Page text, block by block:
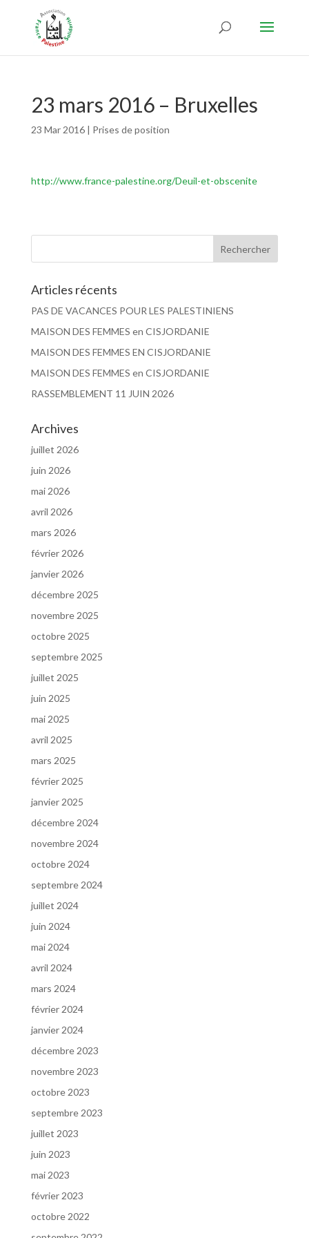
23 mars 2016 – Bruxelles
23 Mar 2016| Prises de position
http://www.france-palestine.org/Deuil-et-obscenite
Articles récents
PAS DE VACANCES POUR LES PALESTINIENS
MAISON DES FEMMES en CISJORDANIE
MAISON DES FEMMES EN CISJORDANIE
MAISON DES FEMMES en CISJORDANIE
RASSEMBLEMENT 11 JUIN 2026
Archives
juillet 2026
juin 2026
mai 2026
avril 2026
mars 2026
février 2026
janvier 2026
décembre 2025
novembre 2025
octobre 2025
septembre 2025
juillet 2025
juin 2025
mai 2025
avril 2025
mars 2025
février 2025
janvier 2025
décembre 2024
novembre 2024
octobre 2024
septembre 2024
juillet 2024
juin 2024
mai 2024
avril 2024
mars 2024
février 2024
janvier 2024
décembre 2023
novembre 2023
octobre 2023
septembre 2023
juillet 2023
juin 2023
mai 2023
février 2023
octobre 2022